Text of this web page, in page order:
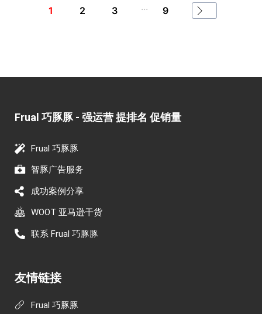
1 2 3 ... 9
Frual 巧豚豚 - 强运营 提排名 促销量​
Frual 巧豚豚
智豚广告服务
成功案例分享
WOOT 亚马逊干货
联系 Frual 巧豚豚
友情链接
Frual 巧豚豚